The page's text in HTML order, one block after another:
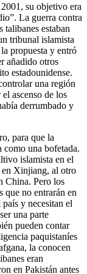
su objetivo era
La guerra contra
estaban
tribunal islamista
propuesta y entró
añadido otros
estadounidense.
una región
ascenso de los
derrumbado y
para que la
como una bofetada.
islamista en el
en Xinjiang, al otro
China. Pero los
que no entrarán en
y necesitan el
una parte
pueden contar
paquistaníes
la conocen
eran
en Pakistán antes